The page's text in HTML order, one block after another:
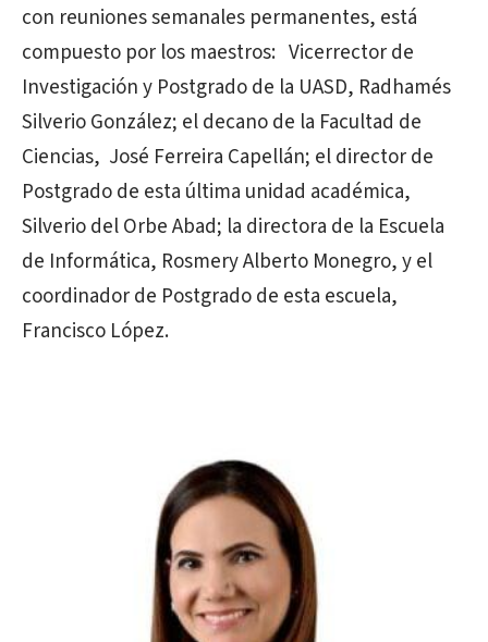
con reuniones semanales permanentes, está
compuesto por los maestros: Vicerrector de
Investigación y Postgrado de la UASD, Radhamés
Silverio González; el decano de la Facultad de
Ciencias, José Ferreira Capellán; el director de
Postgrado de esta última unidad académica,
Silverio del Orbe Abad; la directora de la Escuela
de Informática, Rosmery Alberto Monegro, y el
coordinador de Postgrado de esta escuela,
Francisco López.